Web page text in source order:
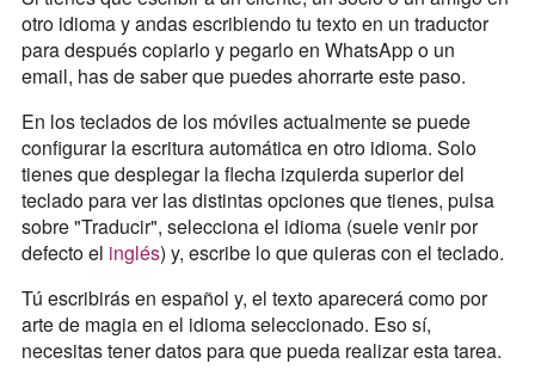
otro idioma y andas escribiendo tu texto en un traductor
para después copiarlo y pegarlo en WhatsApp o un
email, has de saber que puedes ahorrarte este paso.
En los teclados de los móviles actualmente se puede
configurar la escritura automática en otro idioma. Solo
tienes que desplegar la flecha izquierda superior del
teclado para ver las distintas opciones que tienes, pulsa
sobre "Traducir", selecciona el idioma (suele venir por
defecto el inglés) y, escribe lo que quieras con el teclado.
Tú escribirás en español y, el texto aparecerá como por
arte de magia en el idioma seleccionado. Eso sí,
necesitas tener datos para que pueda realizar esta tarea.